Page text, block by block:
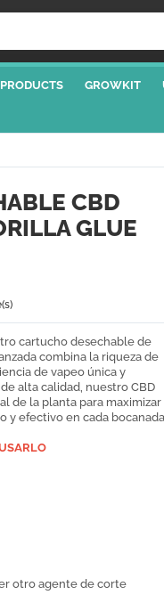
GROWKIT
CBD
GLUE
cartucho desechable de
combina la riqueza de
de vapeo única y
alta calidad, nuestro CBD
de la planta para maximizar
y efectivo en cada
otro agente de corte